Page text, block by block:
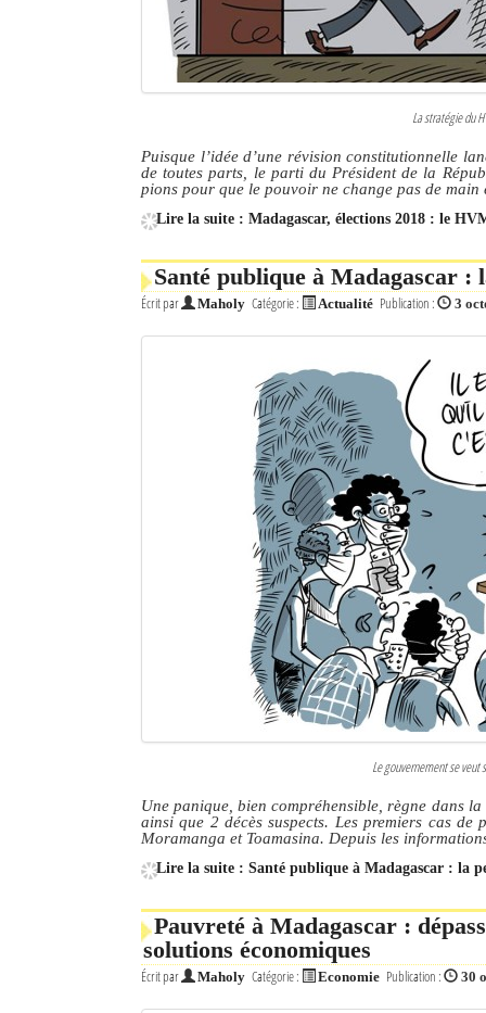
Les Petites Annonces
La Tribune de Diego en PDF
La stratégie du
Puisque l’idée d’une révision constitutionnelle
de toutes parts, le parti du Président de la
pions pour que le pouvoir ne change pas de main
Lire la suite : Madagascar, élections 2018 : le
Santé publique à Madagascar :
Écrit par Maholy Catégorie : Actualité Publication : 3
Le gouvernement se veut
Une panique, bien compréhensible, règne dans
ainsi que 2 décès suspects. Les premiers cas
Moramanga et Toamasina. Depuis les
Lire la suite : Santé publique à Madagascar : la
Pauvreté à Madagascar :
solutions économiques
Écrit par Maholy Catégorie : Economie Publication : 30